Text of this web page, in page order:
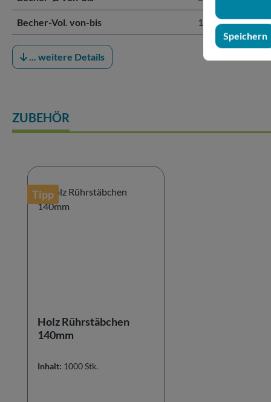
Becher-Vol. von-bis 100 - 1300 ml
... weitere Details
ZUBEHÖR
Tipp
Holz Rührstäbchen
140mm
Inhalt: 1000 Stk.
Speichern